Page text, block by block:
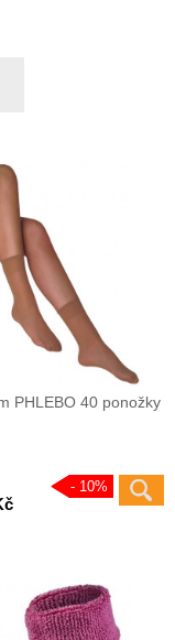
PHLEBO 40 ponožky
10%